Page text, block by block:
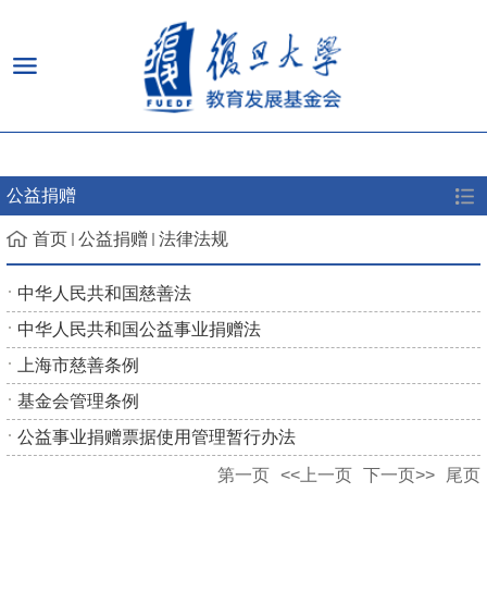
公益捐赠
首页 公益捐赠 法律法规
中华人民共和国慈善法
中华人民共和国公益事业捐赠法
上海市慈善条例
基金会管理条例
公益事业捐赠票据使用管理暂行办法
第一页 <<上一页 下一页>> 尾页